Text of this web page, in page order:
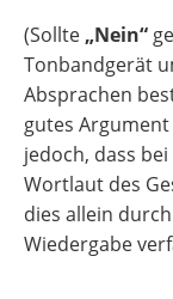
(Sollte „Nein“
Tonbandgerät
Absprachen
gutes
jedoch, dass
Wortlaut des
dies allein
Wiedergabe